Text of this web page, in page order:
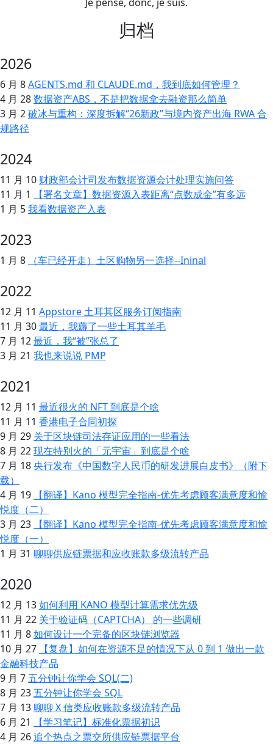
归档
2026
6 月 8AGENTS.md 和 CLAUDE.md，我到底如何管理？
4 月 28数据资产ABS，不是把数据拿去融资那么简单
3 月 2破冰与重构：深度拆解“26新政”与境内资产出海 RWA 合
规路径
2024
11 月 10 财政部会计司发布数据资源会计处理实施问答
11 月 1
【署名文章】数据资源入表距离“点数成金”有多远
1 月 5我看数据资产入表
2023
1 月 8 （车已经开走）土区购物另一选择--Ininal
2022
12 月 11 Appstore 土耳其区服务订阅指南
11 月 30最近，我薅了一些土耳其羊毛
7 月 12最近，我“被”张总了
3 月 21 我也来说说 PMP
2021
12 月 11 最近很火的 NFT 到底是个啥
11 月 11 香港电子合同初探
9 月 29 关于区块链司法存证应用的一些看法
8 月 22现在特别火的「元宇宙」到底是个啥
7 月 18央行发布《中国数字人民币的研发进展白皮书》（附下
载）
4 月 19
【翻译】Kano 模型完全指南-优先考虑顾客满意度和愉
悦度（二）
3 月 23
【翻译】Kano 模型完全指南-优先考虑顾客满意度和愉
悦度（一）
1 月 31 聊聊供应链票据和应收账款多级流转产品
2020
12 月 13如何利用 KANO 模型计算需求优先级
11 月 22 关于验证码（CAPTCHA） 的一些调研
11 月 8如何设计一个完备的区块链浏览器
10 月 27
【复盘】如何在资源不足的情况下从 0 到 1 做出一款
金融科技产品
9 月 7五分钟让你学会 SQL(二)
8 月 23五分钟让你学会 SQL
7 月 13聊聊 X 信类应收账款多级流转产品
6 月 21
【学习笔记】标准化票据初识
4 月 26追个热点之票交所供应链票据平台